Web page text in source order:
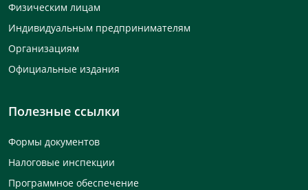
Физическим лицам
Индивидуальным предпринимателям
Организациям
Официальные издания
Полезные ссылки
Формы документов
Налоговые инспекции
Программное обеспечение